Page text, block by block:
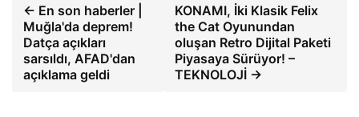
← En son haberler |
Muğla'da deprem!
Datça açıkları
sarsıldı, AFAD'dan
açıklama geldi
KONAMI, İki Klasik Felix
the Cat Oyunundan
oluşan Retro Dijital Paketi
Piyasaya Sürüyor! –
TEKNOLOJİ →